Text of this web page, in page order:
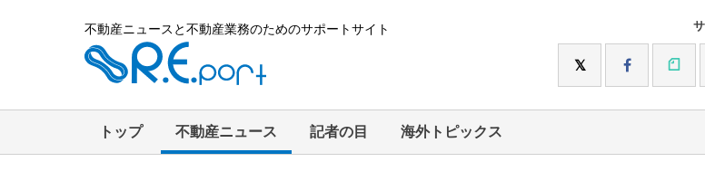
不動産ニュースと不動産業務のためのサポートサイト
トップ 不動産ニュース 記者の目 海外トピックス